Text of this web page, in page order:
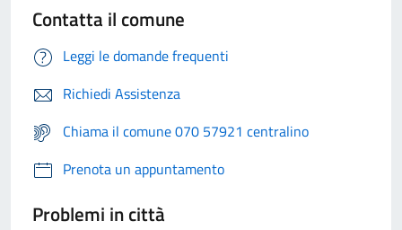
Contatta il comune
Leggi le domande frequenti
Richiedi Assistenza
Chiama il comune 070 57921 centralino
Prenota un appuntamento
Problemi in città